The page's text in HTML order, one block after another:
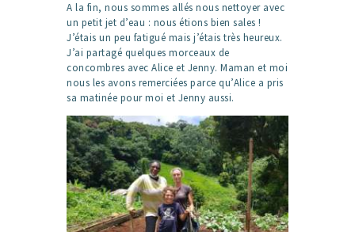
A la fin, nous sommes allés nous nettoyer avec
un petit jet d’eau : nous étions bien sales !
J’étais un peu fatigué mais j’étais très heureux.
J’ai partagé quelques morceaux de
concombres avec Alice et Jenny. Maman et moi
nous les avons remerciées parce qu’Alice a pris
sa matinée pour moi et Jenny aussi.